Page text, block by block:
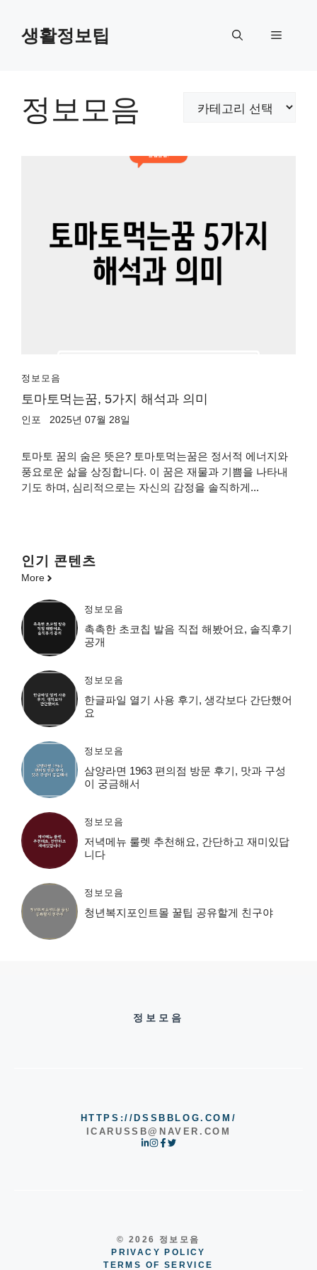
생활정보팁 메
정보모음
리
정보모음
토마토먹는꿈, 5가지 해석과 의미
인포 2025년 07월 28일
토마토 꿈의 숨은 뜻은? 토마토먹는꿈은 정서적 에너지와
풍요로운 삶을 상징합니다. 이 꿈은 재물과 기쁨을 나타내
기도 하며, 심리적으로는 자신의 감정을 솔직하게...
인기 콘텐츠
More
정보모음
촉촉한 초코칩 발음 직접 해봤어요, 솔직후기
공개
정보모음
한글파일 열기 사용 후기, 생각보다 간단했어
요
정보모음
삼양라면 1963 편의점 방문 후기, 맛과 구성
이 궁금해서
정보모음
저녁메뉴 룰렛 추천해요, 간단하고 재미있답
니다
정보모음
청년복지포인트몰 꿀팁 공유할게 친구야
정보모음
HTTPS://DSSBBLOG.COM/
ICARUSSB@NAVER.COM
© 2026 정보모음
PRIVACY POLICY
TERMS OF SERVICE